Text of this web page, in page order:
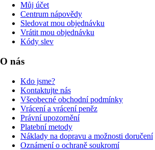
Můj účet
Centrum nápovědy
Sledovat mou objednávku
Vrátit mou objednávku
Kódy slev
O nás
Kdo jsme?
Kontaktujte nás
Všeobecné obchodní podmínky
Vrácení a vrácení peněz
Právní upozornění
Platební metody
Náklady na dopravu a možnosti doručení
Oznámení o ochraně soukromí